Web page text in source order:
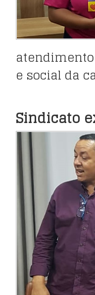
e social da
Sindicato